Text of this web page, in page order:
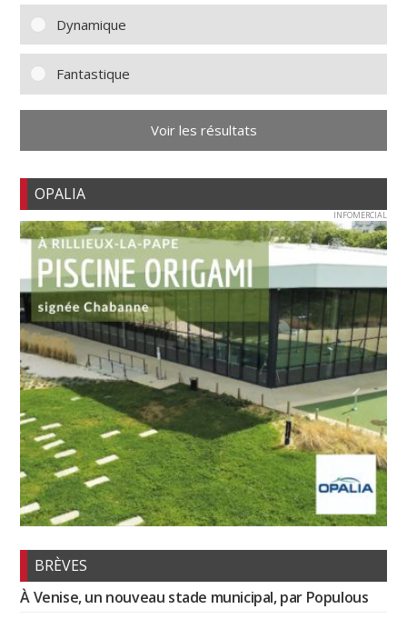
Dynamique
Fantastique
Voir les résultats
OPALIA
INFOMERCIAL
BRÈVES
À Venise, un nouveau stade municipal, par Populous